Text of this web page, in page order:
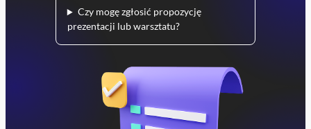
Czy mogę zgłosić propozycję
prezentacji lub warsztatu?